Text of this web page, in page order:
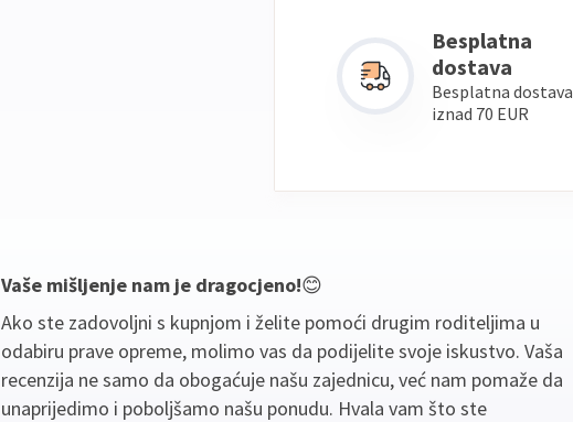
Besplatna
dostava
Besplatna dostava
iznad 70 EUR
Vaše mišljenje nam je dragocjeno!😊
Ako ste zadovoljni s kupnjom i želite pomoći drugim roditeljima u
odabiru prave opreme, molimo vas da podijelite svoje iskustvo. Vaša
recenzija ne samo da obogaćuje našu zajednicu, već nam pomaže da
unaprijedimo i poboljšamo našu ponudu. Hvala vam što ste